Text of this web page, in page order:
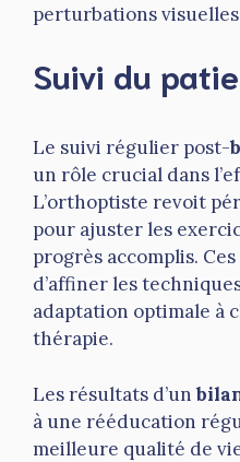
perturbations
Suivi du
Le suivi régulier post-
un rôle crucial dans
L’orthoptiste revoit
pour ajuster les
progrès accomplis.
d’affiner les
adaptation optimale à
thérapie.
Les résultats d’un
à une rééducation
meilleure qualité de